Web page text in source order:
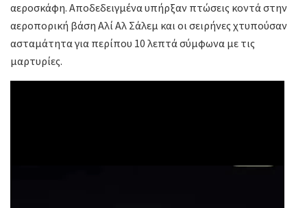
αεροσκάφη. Αποδεδειγμένα υπήρξαν πτώσεις κοντά στην
αεροπορική βάση Αλί Αλ Σάλεμ και οι σειρήνες χτυπούσαν
ασταμάτητα για περίπου 10 λεπτά σύμφωνα με τις
μαρτυρίες.